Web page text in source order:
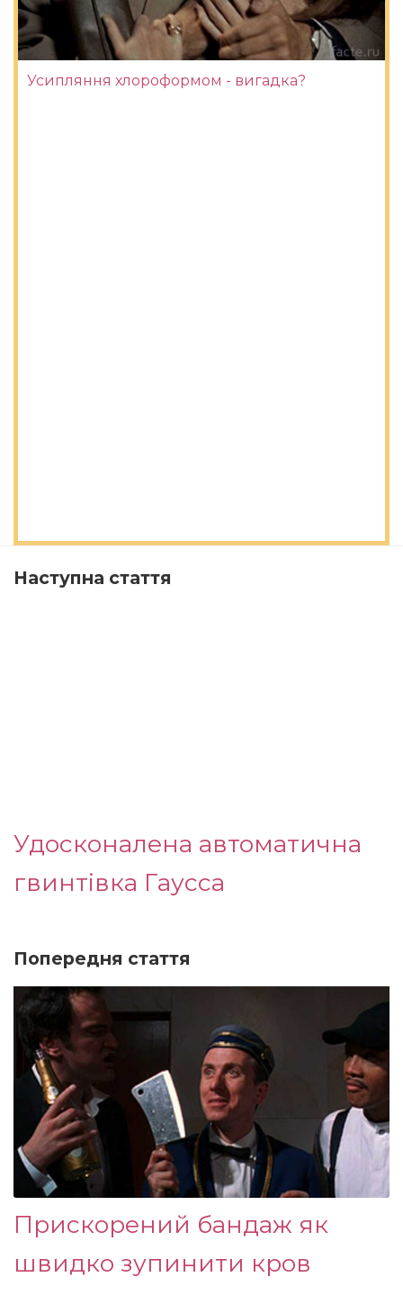
Усипляння хлороформом - вигадка?
Наступна стаття
Удосконалена автоматична
гвинтівка Гаусса
Попередня стаття
Прискорений бандаж як
швидко зупинити кров